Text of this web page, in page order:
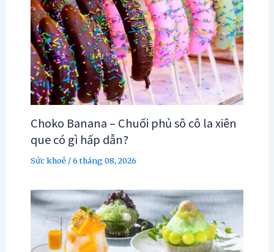
Choko Banana – Chuối phủ sô cô la xiên
que có gì hấp dẫn?
Sức khoẻ/6 tháng 08, 2026